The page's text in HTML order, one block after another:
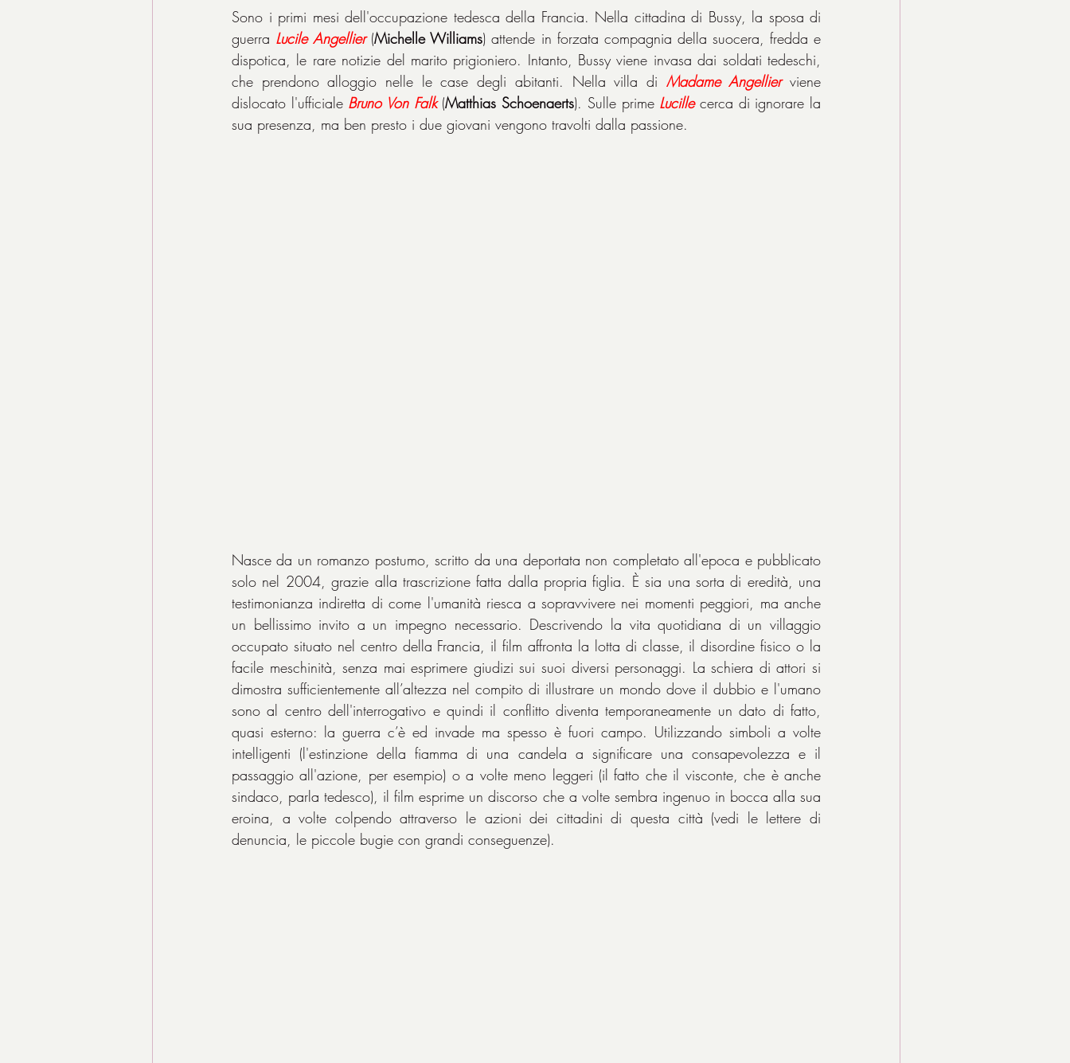
Sono i primi mesi dell'occupazione tedesca della Francia. Nella cittadina di Bussy, la sposa di
guerra Lucile Angellier (Michelle Williams) attende in forzata compagnia della suocera, fredda e
dispotica, le rare notizie del marito prigioniero. Intanto, Bussy viene invasa dai soldati tedeschi,
che prendono alloggio nelle le case degli abitanti. Nella villa di Madame Angellier viene
dislocato l'ufficiale Bruno Von Falk (Matthias Schoenaerts). Sulle prime Lucille cerca di ignorare la
sua presenza, ma ben presto i due giovani vengono travolti dalla passione.
Nasce da un romanzo postumo, scritto da una deportata non completato all'epoca e pubblicato
solo nel 2004, grazie alla trascrizione fatta dalla propria figlia. È sia una sorta di eredità, una
testimonianza indiretta di come l'umanità riesca a sopravvivere nei momenti peggiori, ma anche
un bellissimo invito a un impegno necessario. Descrivendo la vita quotidiana di un villaggio
occupato situato nel centro della Francia, il film affronta la lotta di classe, il disordine fisico o la
facile meschinità, senza mai esprimere giudizi sui suoi diversi personaggi. La schiera di attori si
dimostra sufficientemente all’altezza nel compito di illustrare un mondo dove il dubbio e l'umano
sono al centro dell'interrogativo e quindi il conflitto diventa temporaneamente un dato di fatto,
quasi esterno: la guerra c’è ed invade ma spesso è fuori campo. Utilizzando simboli a volte
intelligenti (l'estinzione della fiamma di una candela a significare una consapevolezza e il
passaggio all'azione, per esempio) o a volte meno leggeri (il fatto che il visconte, che è anche
sindaco, parla tedesco), il film esprime un discorso che a volte sembra ingenuo in bocca alla sua
eroina, a volte colpendo attraverso le azioni dei cittadini di questa città (vedi le lettere di
denuncia, le piccole bugie con grandi conseguenze).